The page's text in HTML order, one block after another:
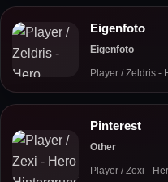
Eigenfoto
Eigenfoto
Player / Zeldris -
Pinterest
Other
Player / Zexi -